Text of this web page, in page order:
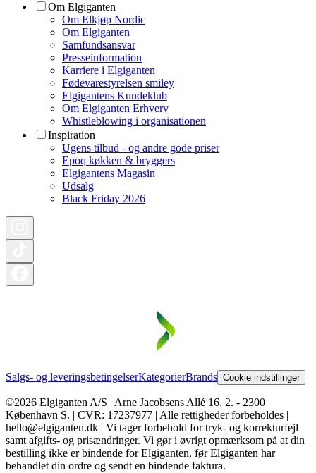
Om Elgiganten
Om Elkjøp Nordic
Om Elgiganten
Samfundsansvar
Presseinformation
Karriere i Elgiganten
Fødevarestyrelsen smiley
Elgigantens Kundeklub
Om Elgiganten Erhverv
Whistleblowing i organisationen
Inspiration
Ugens tilbud - og andre gode priser
Epoq køkken & bryggers
Elgigantens Magasin
Udsalg
Black Friday 2026
Salgs- og leveringsbetingelserKategorierBrands Cookie indstillinger
©2026 Elgiganten A/S | Arne Jacobsens Allé 16, 2. - 2300
København S. | CVR: 17237977 | Alle rettigheder forbeholdes |
hello@elgiganten.dk | Vi tager forbehold for tryk- og korrekturfejl
samt afgifts- og prisændringer. Vi gør i øvrigt opmærksom på at din
bestilling ikke er bindende for Elgiganten, før Elgiganten har
behandlet din ordre og sendt en bindende faktura.